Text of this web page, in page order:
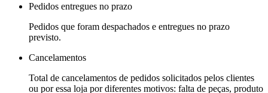
Pedidos entregues no prazo
Pedidos que foram despachados e entregues no prazo
previsto.
Cancelamentos
Total de cancelamentos de pedidos solicitados pelos clientes
ou por essa loja por diferentes motivos: falta de peças, produto